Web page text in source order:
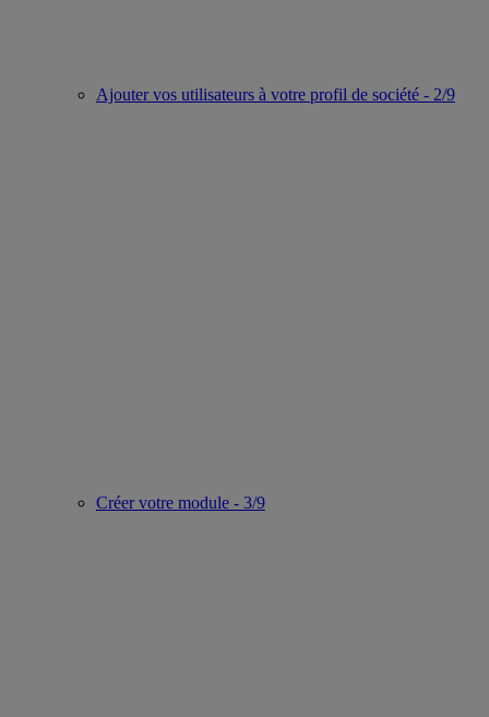
Ajouter vos utilisateurs à votre profil de société - 2/9
Créer votre module - 3/9